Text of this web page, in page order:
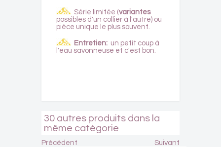
Série limitée (variantes
possibles d'un collier à l'autre) ou
pièce unique le plus souvent.
Entretien: un petit coup à
l'eau savonneuse et c'est bon.
30 autres produits dans la
même catégorie
Précédent Suivant